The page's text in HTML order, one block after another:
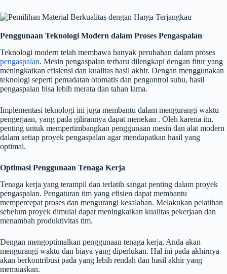
Penggunaan Teknologi Modern dalam Proses Pengaspalan
Teknologi modern telah membawa banyak perubahan dalam proses
pengaspalan. Mesin pengaspalan terbaru dilengkapi dengan fitur yang
meningkatkan efisiensi dan kualitas hasil akhir. Dengan menggunakan
teknologi seperti pemadatan otomatis dan pengontrol suhu, hasil
pengaspalan bisa lebih merata dan tahan lama.
Implementasi teknologi ini juga membantu dalam mengurangi waktu
pengerjaan, yang pada gilirannya dapat menekan . Oleh karena itu,
penting untuk mempertimbangkan penggunaan mesin dan alat modern
dalam setiap proyek pengaspalan agar mendapatkan hasil yang
optimal.
Optimasi Penggunaan Tenaga Kerja
Tenaga kerja yang terampil dan terlatih sangat penting dalam proyek
pengaspalan. Pengaturan tim yang efisien dapat membantu
mempercepat proses dan mengurangi kesalahan. Melakukan pelatihan
sebelum proyek dimulai dapat meningkatkan kualitas pekerjaan dan
menambah produktivitas tim.
Dengan mengoptimalkan penggunaan tenaga kerja, Anda akan
mengurangi waktu dan biaya yang diperlukan. Hal ini pada akhirnya
akan berkontribusi pada yang lebih rendah dan hasil akhir yang
memuaskan.